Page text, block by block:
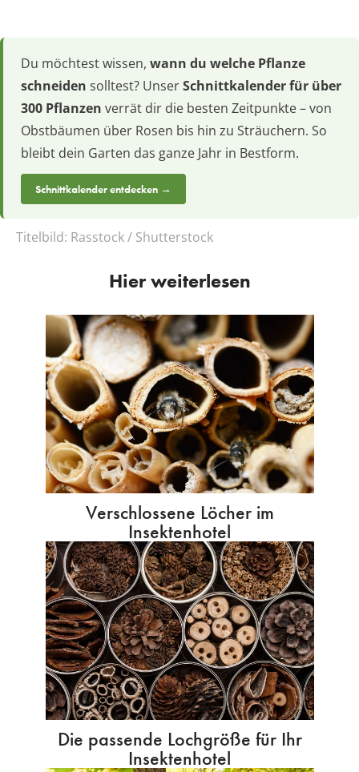
Du möchtest wissen, wann du welche Pflanze
schneiden solltest? UnserSchnittkalender für über
300 Pflanzen verrät dir die besten Zeitpunkte – von
Obstbäumen über Rosen bis hin zu Sträuchern. So
bleibt dein Garten das ganze Jahr in Bestform.
Schnittkalender entdecken →
Titelbild: Rasstock / Shutterstock
Hier weiterlesen
Verschlossene Löcher im
Insektenhotel
Die passende Lochgröße für Ihr
Insektenhotel